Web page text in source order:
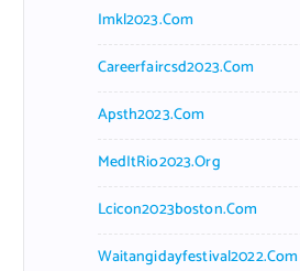
Imkl2023.com
Careerfaircsd2023.com
Apsth2023.com
MedItRio2023.org
Lcicon2023boston.com
Waitangidayfestival2022.com